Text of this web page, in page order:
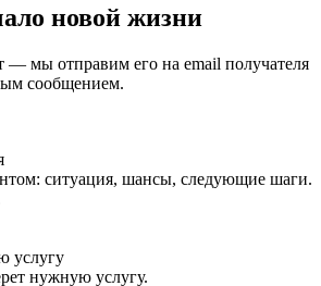
новой жизни
— мы отправим его на email получателя
сообщением.
ситуация, шансы, следующие шаги.
услугу
нужную услугу.